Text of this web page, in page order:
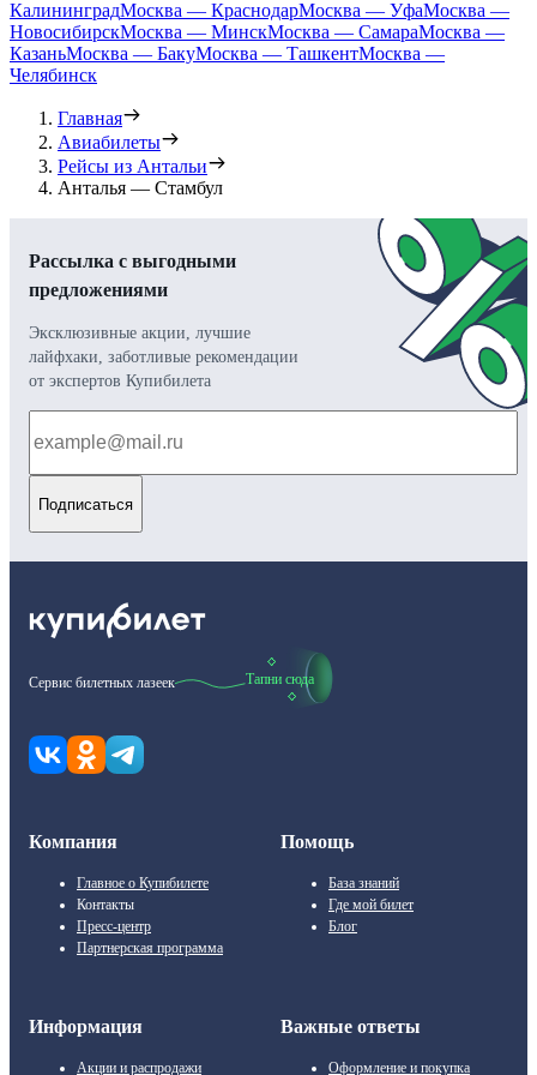
КалининградМосква — КраснодарМосква — УфаМосква —
НовосибирскМосква — МинскМосква — СамараМосква —
КазаньМосква — БакуМосква — ТашкентМосква —
Челябинск
Главная
Авиабилеты
Рейсы из Антальи
Анталья — Стамбул
Рассылка с выгодными
предложениями
Эксклюзивные акции, лучшие
лайфхаки, заботливые рекомендации
от экспертов Купибилета
Подписаться
Сервис билетных лазеек Тапни сюда
Компания
Главное о Купибилете
Контакты
Пресс-центр
Партнерская программа
Помощь
База знаний
Где мой билет
Блог
Информация
Акции и распродажи
Важные ответы
Оформление и покупка